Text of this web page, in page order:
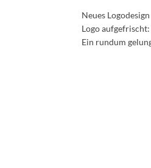
Neues
Logo
Ein rundum